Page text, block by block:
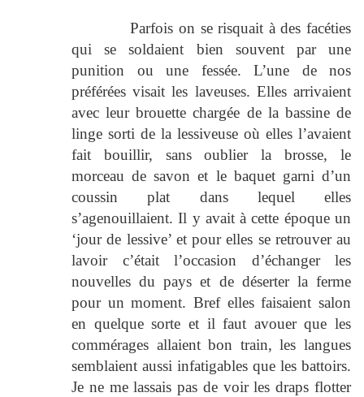
Parfois on se risquait à des facéties
qui se soldaient bien souvent par une
punition ou une fessée. L’une de nos
préférées visait les laveuses. Elles arrivaient
avec leur brouette chargée de la bassine de
linge sorti de la lessiveuse où elles l’avaient
fait bouillir, sans oublier la brosse, le
morceau de savon et le baquet garni d’un
coussin plat dans lequel elles
s’agenouillaient. Il y avait à cette époque un
‘jour de lessive’ et pour elles se retrouver au
lavoir c’était l’occasion d’échanger les
nouvelles du pays et de déserter la ferme
pour un moment. Bref elles faisaient salon
en quelque sorte et il faut avouer que les
commérages allaient bon train, les langues
semblaient aussi infatigables que les battoirs.
Je ne me lassais pas de voir les draps flotter